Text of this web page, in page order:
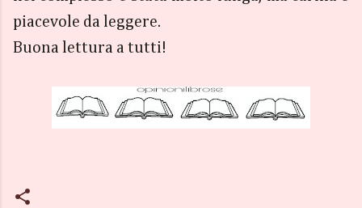
piacevole da leggere.
Buona lettura a tutti!